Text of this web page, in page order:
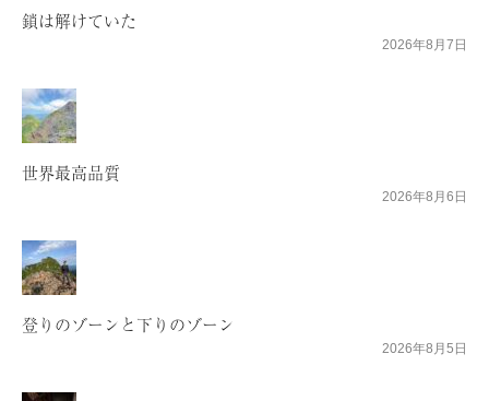
鎖は解けていた
2026年8月7日
世界最高品質
2026年8月6日
登りのゾーンと下りのゾーン
2026年8月5日